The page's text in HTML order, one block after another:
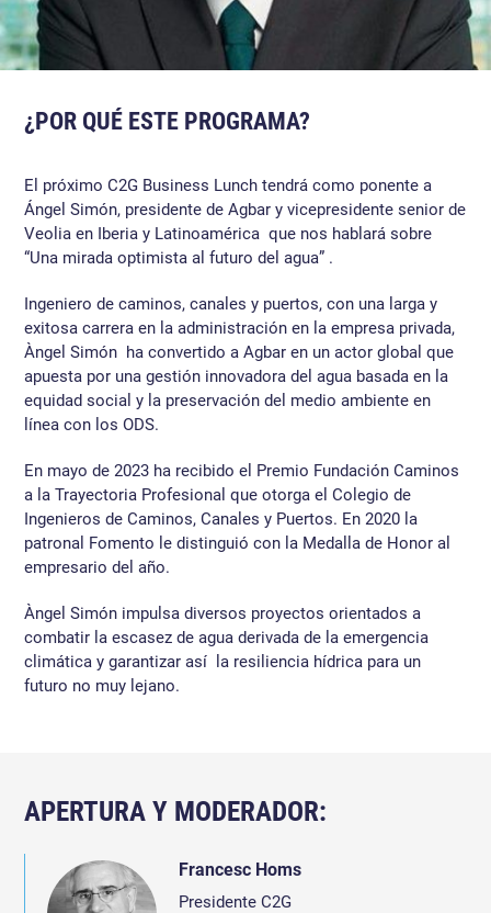
¿POR QUÉ ESTE PROGRAMA?
El próximo C2G Business Lunch tendrá como ponente a
Ángel Simón, presidente de Agbar y vicepresidente senior de
Veolia en Iberia y Latinoamérica que nos hablará sobre
“Una mirada optimista al futuro del agua” .
Ingeniero de caminos, canales y puertos, con una larga y
exitosa carrera en la administración en la empresa privada,
Àngel Simón ha convertido a Agbar en un actor global que
apuesta por una gestión innovadora del agua basada en la
equidad social y la preservación del medio ambiente en
línea con los ODS.
En mayo de 2023 ha recibido el Premio Fundación Caminos
a la Trayectoria Profesional que otorga el Colegio de
Ingenieros de Caminos, Canales y Puertos. En 2020 la
patronal Fomento le distinguió con la Medalla de Honor al
empresario del año.
Àngel Simón impulsa diversos proyectos orientados a
combatir la escasez de agua derivada de la emergencia
climática y garantizar así la resiliencia hídrica para un
futuro no muy lejano.
APERTURA Y MODERADOR:
Francesc Homs
Presidente C2G